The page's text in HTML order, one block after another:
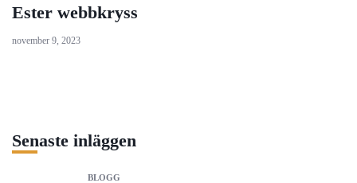
Ester webbkryss
november 9, 2023
Senaste inläggen
BLOGG